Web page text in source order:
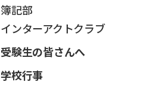
簿記部
インターアクトクラブ
受験生の皆さんへ
学校行事